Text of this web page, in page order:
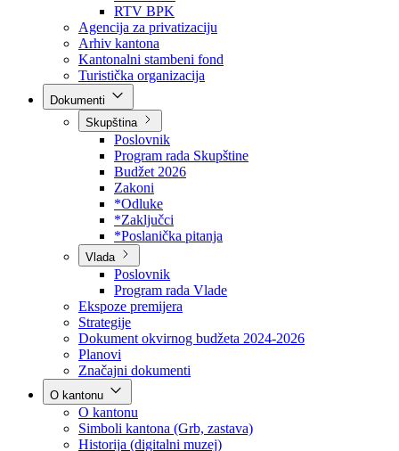
Direkcija za šumarstvo
Javna preduzeća
BPK šume
RTV BPK
Agencija za privatizaciju
Arhiv kantona
Kantonalni stambeni fond
Turistička organizacija
Skupština
Poslovnik
Program rada Skupštine
Budžet 2026
Zakoni
*Odluke
*Zaključci
*Poslanička pitanja
Vlada
Poslovnik
Program rada Vlade
Ekspoze premijera
Strategije
Dokument okvirnog budžeta 2024-2026
Planovi
Značajni dokumenti
O kantonu